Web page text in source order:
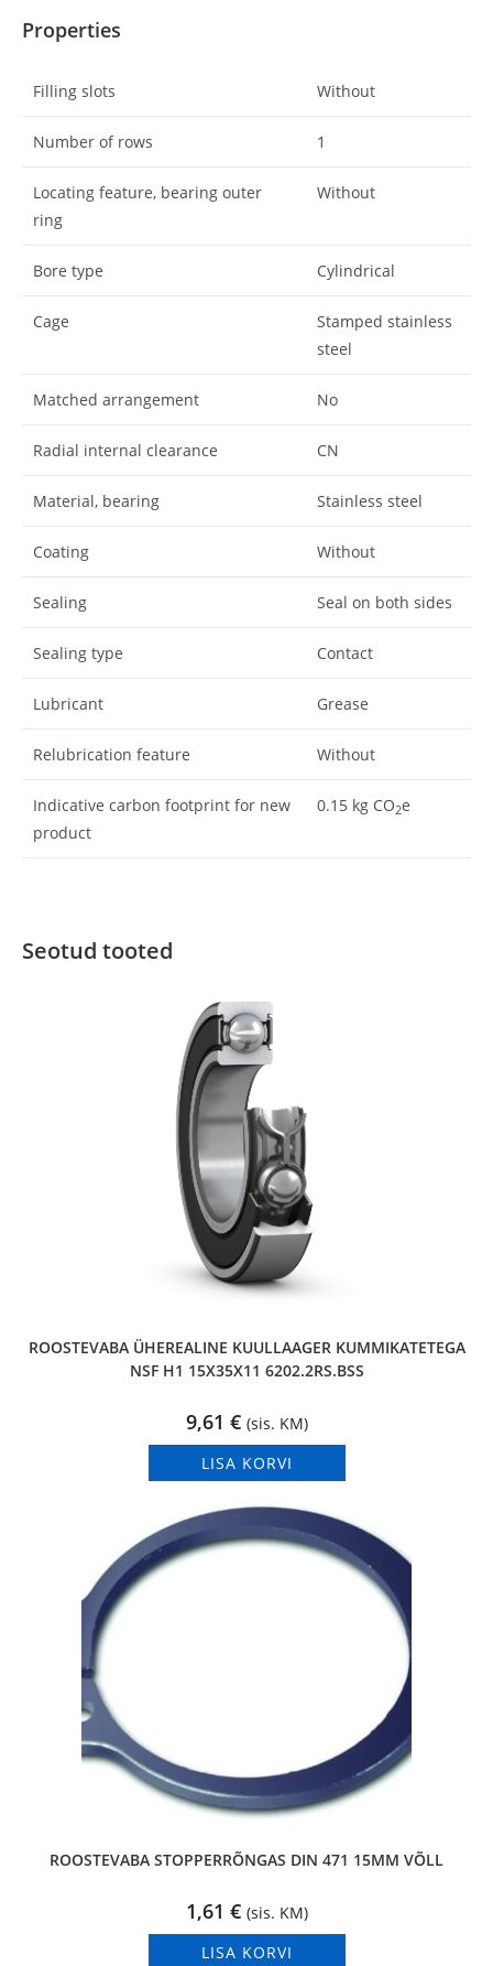
Properties
Filling slots Without
Number of rows 1
Locating feature, bearing outer
ring
Without
Bore type Cylindrical
Cage
Stamped stainless
steel
Matched arrangement No
Radial internal clearance CN
Material, bearing Stainless steel
Coating Without
Sealing Seal on both sides
Sealing type Contact
Lubricant Grease
Relubrication feature Without
Indicative carbon footprint for new
product
0.15 kg CO2e
Seotud tooted
ROOSTEVABA ÜHEREALINE KUULLAAGER KUMMIKATETEGA
NSF H1 15X35X11 6202.2RS.BSS
9,61 € (sis. KM)
LISA KORVI
ROOSTEVABA STOPPERRÕNGAS DIN 471 15MM VÕLL
1,61 € (sis. KM)
LISA KORVI